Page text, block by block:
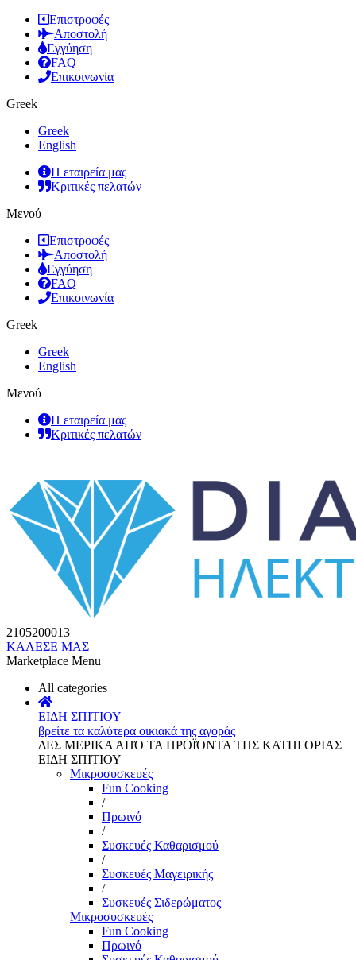
Επιστροφές
Αποστολή
Εγγύηση
FAQ
Επικοινωνία
Greek
Greek
English
Η εταιρεία μας
Κριτικές πελατών
Μενού
Επιστροφές
Αποστολή
Εγγύηση
FAQ
Επικοινωνία
Greek
Greek
English
Μενού
Η εταιρεία μας
Κριτικές πελατών
2105200013
ΚΑΛΕΣΕ ΜΑΣ
Marketplace Menu
All categories
ΕΙΔΗ ΣΠΙΤΙΟΥ
βρείτε τα καλύτερα οικιακά της αγοράς
ΔΕΣ ΜΕΡΙΚΑ ΑΠΌ ΤΑ ΠΡΟΪΌΝΤΑ ΤΗΣ ΚΑΤΗΓΟΡΙΑΣ
ΕΙΔΗ ΣΠΙΤΙΟΥ
Μικροσυσκευές
Fun Cooking
/
Πρωινό
/
Συσκευές Καθαρισμού
/
Συσκευές Μαγειρικής
/
Συσκευές Σιδερώματος
Μικροσυσκευές
Fun Cooking
Πρωινό